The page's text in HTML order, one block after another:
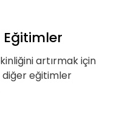
Eğitimler
artırmak için
eğitimler